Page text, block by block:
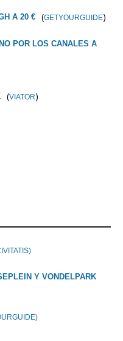
A 20 € (GETYOURGUIDE)
POR LOS CANALES A
(VIATOR)
Y VONDELPARK